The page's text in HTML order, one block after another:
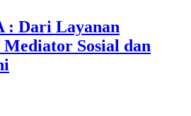
: Dari Layanan
Sosial dan